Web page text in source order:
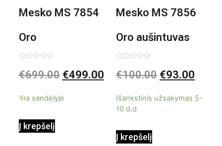
Mesko MS 7854
Oro
kondicionierius
0
iš
€699.00 €499.00
Yra sandėlyje
Į krepšelį
Mesko MS 7856
Oro aušintuvas
be ašmenų 3in1
0
iš
€100.00 €93.00
Išankstinis užsakymas 5-
10 d.d
Į krepšelį